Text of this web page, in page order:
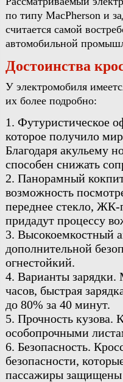
по типу MacPherson и
считается самой
автомобильной
Достоинства
У электромобиля
их более подробно:
Футуристическое
которое получило
Благодаря акульему
способен снижать
Панорамный
возможность
переднее стекло, ЖК-
придадут процессу
Высокоемкостный
дополнительной
огнестойкий.
Варианты зарядки.
часов, быстрая
до 80% за 40 минут.
Прочность кузова.
особопрочными
Безопасность.
безопасности,
пассажиры защищены